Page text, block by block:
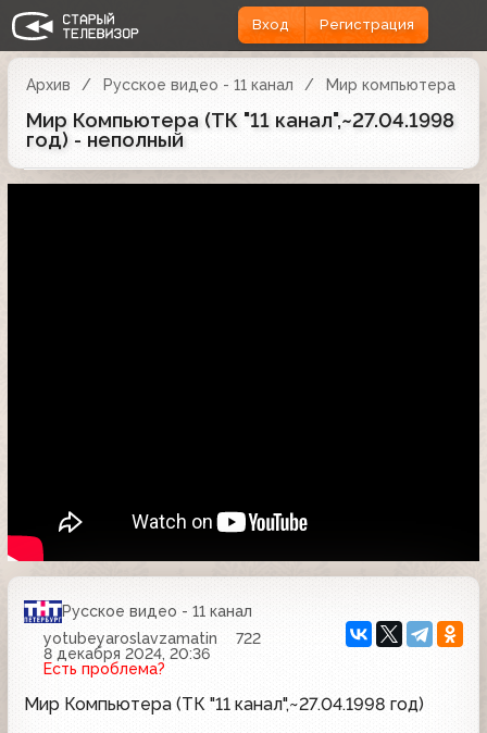
Вход Регистрация
Архив Русское видео - 11 канал Мир компьютера
Мир Компьютера (ТК "11 канал",~27.04.1998
год) - неполный
Русское видео - 11 канал
yotubeyaroslavzamatin
722
8 декабря 2024, 20:36
Есть проблема?
Мир Компьютера (ТК "11 канал",~27.04.1998 год)